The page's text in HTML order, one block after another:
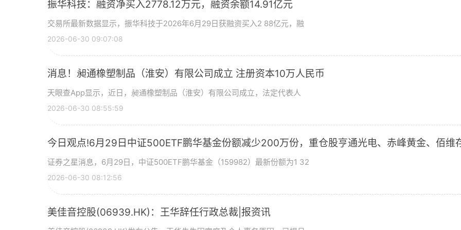
振华科技：融资净买入2778.12万元，融资余额14.91亿元
交易所最新数据显示，振华科技于2026年6月29日获融资买入2 88亿元，融
2026-06-30 09:07:08
消息！昶通橡塑制品（淮安）有限公司成立 注册资本10万人民币
天眼查App显示，近日，昶通橡塑制品（淮安）有限公司成立，法定代表人
2026-06-30 08:55:59
今日观点!6月29日中证500ETF鹏华基金份额减少200万份，重仓股亨通光电、赤峰黄金、佰维
证券之星消息，6月29日，中证500ETF鹏华基金（159982）最新份额为1 32
2026-06-30 08:12:56
美佳音控股(06939.HK)：王华辞任行政总裁|报资讯